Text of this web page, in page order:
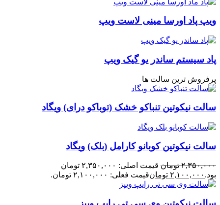
ویپ پاد اورسا مینی لاست ویپ
پاد سیستم ساندر یو گیک ویپ
پرفروش ترین سالت ها
سالت نیکوتین تنباکو خشک (توباکو درای) ویگاد
سالت نیکوتین کوبانو کارامل (بلک) ویگاد
۲,۳۵۰,۰۰۰ تومان
قیمت اصلی: ۲,۳۵۰,۰۰۰ تومان
بود. ۲,۱۰۰,۰۰۰ تومانقیمت فعلی: ۲,۱۰۰,۰۰۰ تومان.